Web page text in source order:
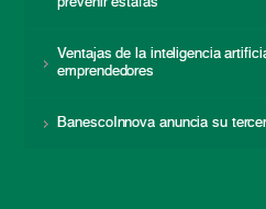
prevenir estafas
Ventajas de la inteligencia
emprendedores
BanescoInnova anuncia su